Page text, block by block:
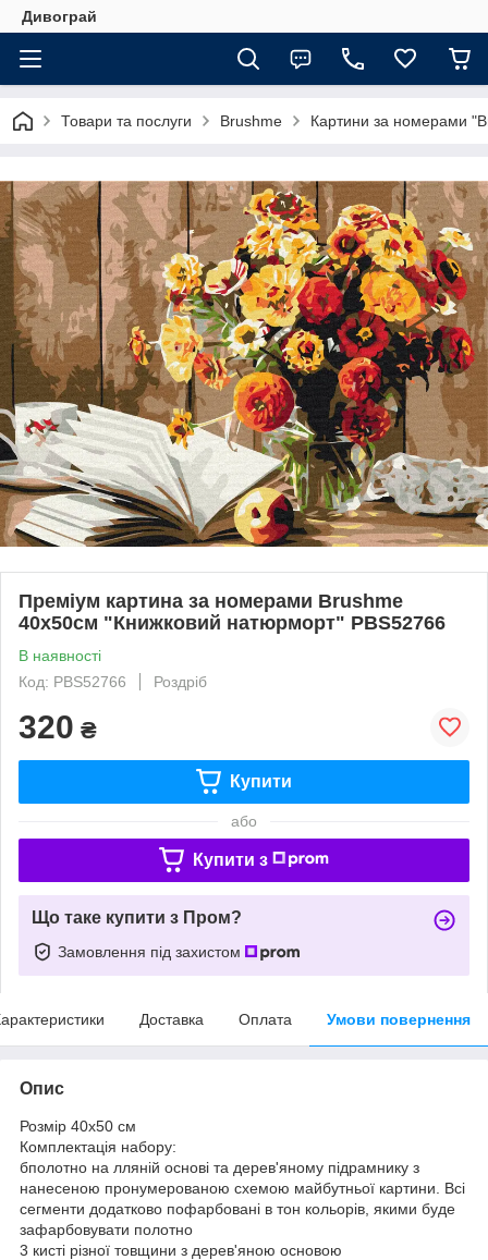
Дивограй
Товари та послуги Brushme Картини за номерами
Преміум картина за номерами Brushme
40x50см "Книжковий натюрморт" PBS52766
В наявності
Код: PBS52766
Роздріб
320 ₴
Купити
або
Купити з
Що таке купити з Пром?
Замовлення під захистом
Доставка Оплата Умови повернення
Опис
Розмір 40x50 см
Комплектація набору:
бполотно на лляній основі та дерев'яному підрамнику з
нанесеною пронумерованою схемою майбутньої картини. Всі
сегменти додатково пофарбовані в тон кольорів, якими буде
зафарбовувати полотно
3 кисті різної товщини з дерев'яною основою